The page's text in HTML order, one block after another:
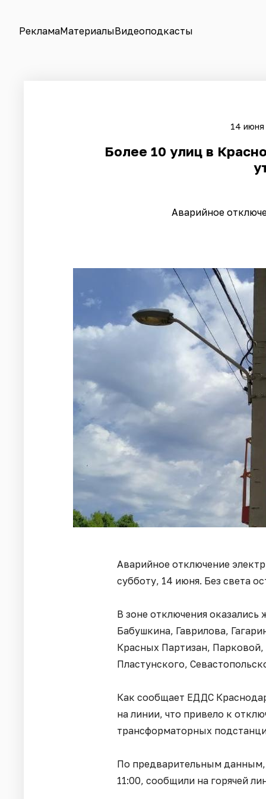
РекламаМатериалыВидеоподкасты
14 июня
Более 10 улиц в
Аварийное
Аварийное отключение
субботу, 14 июня. Без света
В зоне отключения
Бабушкина, Гаврилова,
Красных Партизан,
Пластунского,
Как сообщает ЕДДС
на линии, что привело к
трансформаторных
По предварительным данным,
11:00, сообщили на горячей